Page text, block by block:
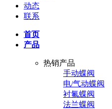
动态
联系
首页
产品
热销产品
手动蝶阀
电/气动蝶阀
衬氟蝶阀
法兰蝶阀